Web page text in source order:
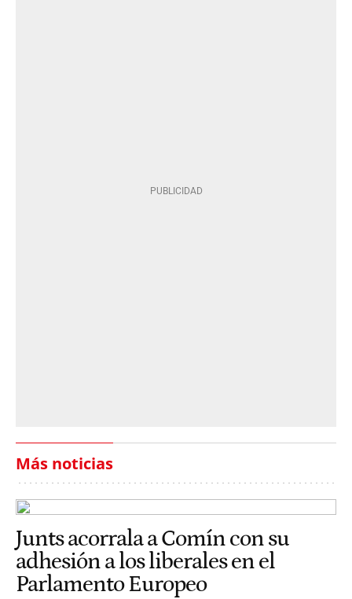
Más noticias
Junts acorrala a Comín con su
adhesión a los liberales en el
Parlamento Europeo